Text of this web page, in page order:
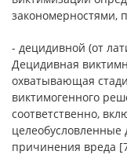
закономерностями,
- децидивной (от
Децидивная
охватывающая
виктимогенного
соответственно,
причинения вреда